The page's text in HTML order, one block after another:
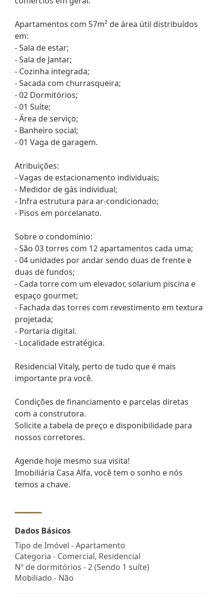
Apartamentos com 57m² de área útil distribuídos
em:
- Sala de estar;
- Sala de Jantar;
- Cozinha integrada;
- Sacada com churrasqueira;
- 02 Dormitórios;
- 01 Suíte;
- Área de serviço;
- Banheiro social;
- 01 Vaga de garagem.
Atribuições:
- Vagas de estacionamento individuais;
- Medidor de gás individual;
- Infra estrutura para ar-condicionado;
- Pisos em porcelanato.
Sobre o condomínio:
- São 03 torres com 12 apartamentos cada uma;
- 04 unidades por andar sendo duas de frente e
duas de fundos;
- Cada torre com um elevador, solarium piscina e
espaço gourmet;
- Fachada das torres com revestimento em textura
projetada;
- Portaria digital.
- Localidade estratégica.
Residencial Vitaly, perto de tudo que é mais
importante pra você.
Condições de financiamento e parcelas diretas
com a construtora.
Solicite a tabela de preço e disponibilidade para
nossos corretores.
Agende hoje mesmo sua visita!
Imobiliária Casa Alfa, você tem o sonho e nós
temos a chave.
Dados Básicos
Tipo de Imóvel - Apartamento
Categoria - Comercial, Residencial
Nº de dormitórios - 2 (Sendo 1 suíte)
Mobiliado - Não